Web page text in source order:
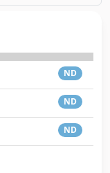
ND
ND
ND